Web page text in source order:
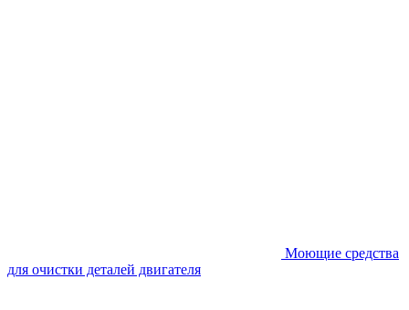
Моющие средства
для очистки деталей двигателя